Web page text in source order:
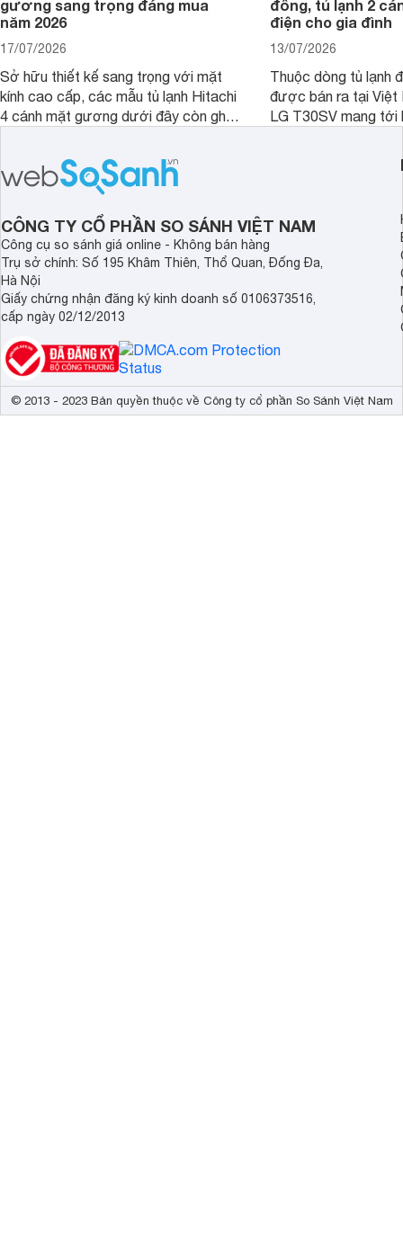
gương sang trọng đáng mua
năm 2026
17/07/2026
Sở hữu thiết kế sang trọng với mặt
kính cao cấp, các mẫu tủ lạnh Hitachi
4 cánh mặt gương dưới đây còn ghi
công nghệ bảo quản hiện đại, đáp ứng
tốt nhu cầu lưu trữ thực phẩm của gia
đồng, tủ lạnh 2
điện cho gia đình
13/07/2026
Thuộc dòng tủ lạnh
được bán ra tại Việt
LG T30SV mang tới
mức giá bán dễ
nhiều khách hàng
CÔNG TY CỔ PHẦN SO SÁNH VIỆT NAM
Công cụ so sánh giá online - Không bán hàng
Trụ sở chính: Số 195 Khâm Thiên, Thổ Quan, Đống Đa,
Hà Nội
Giấy chứng nhận đăng ký kinh doanh số 0106373516,
cấp ngày 02/12/2013
© 2013 - 2023 Bản quyền thuộc về Công ty cổ phần So Sánh Việt Nam